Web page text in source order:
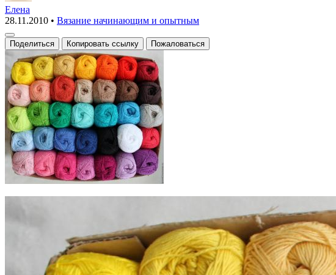
и
ее
виды
Елена
28.11.2010 • Вязание начинающим и опытным
Поделиться Копировать ссылку Пожаловаться